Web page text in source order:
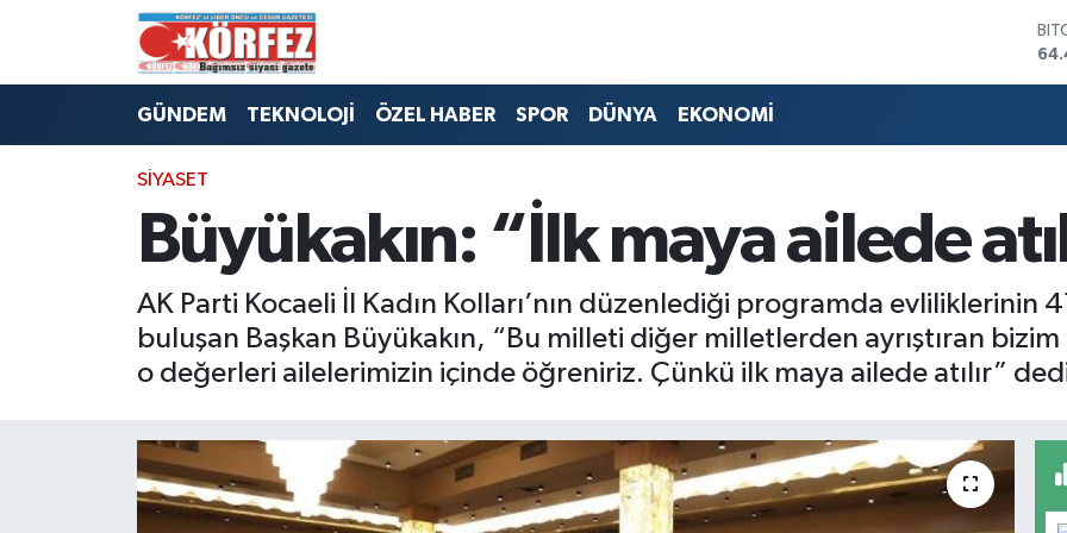
GÜNDEM TEKNOLOJİ ÖZEL HABER SPOR DÜNYA EKONOMİ
SİYASET
Büyükakın: “İlk maya ailede
AK Parti Kocaeli İl Kadın Kolları’nın düzenlediği programda evliliklerinin
buluşan Başkan Büyükakın, “Bu milleti diğer milletlerden ayrıştıran
o değerleri ailelerimizin içinde öğreniriz. Çünkü ilk maya ailede atılır”
Hava Durumu
Trafik Durumu
Süper Lig Puan Durumu ve Fikstür
Son Dakika Haberleri